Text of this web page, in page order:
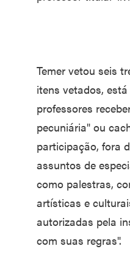
Temer vetou seis
itens vetados,
professores
pecuniária" ou
participação, fora
assuntos de
como palestras,
artísticas e
autorizadas pela
com suas regras".